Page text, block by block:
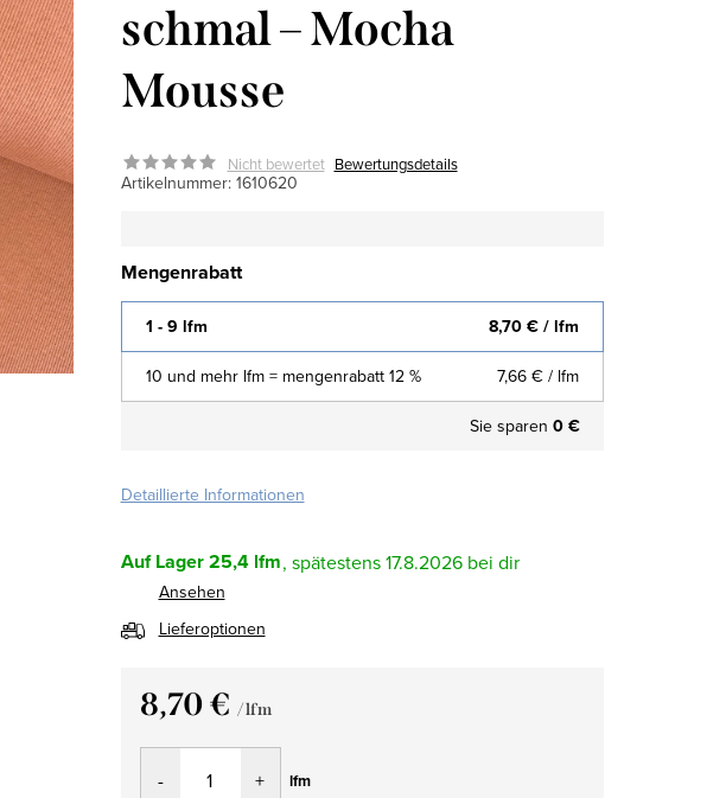
schmal – Mocha
Mousse
Nicht bewertet Bewertungsdetails
Artikelnummer: 1610620
Mengenrabatt
1 - 9 lfm 8,70 €/ lfm
10 und mehr lfm = mengenrabatt 12 % 7,66 € / lfm
Sie sparen 0 €
Detaillierte Informationen
Auf Lager25,4 lfm 17.8.2026
Ansehen
Lieferoptionen
8,70 € / lfm
Verkaufspreis:
lfm